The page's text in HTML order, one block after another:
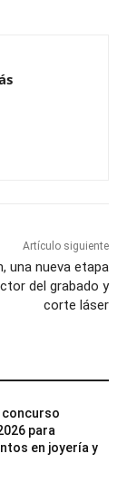
Artículo siguiente
una nueva etapa
del grabado y
corte láser
concurso
para
en joyería y